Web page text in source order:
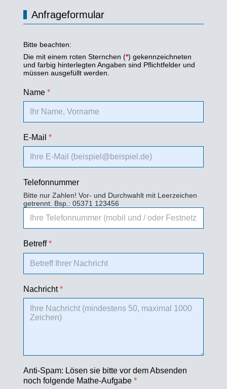
Anfrageformular
Bitte beachten:
Die mit einem roten Sternchen (*) gekennzeichneten
und farbig hinterlegten Angaben sind Pflichtfelder und
müssen ausgefüllt werden.
Name*
E-Mail*
Telefonnummer
Bitte nur Zahlen! Vor- und Durchwahlt mit Leerzeichen
getrennt. Bsp.: 05371 123456
Betreff*
Nachricht*
Anti-Spam: Lösen sie bitte vor dem Absenden
noch folgende Mathe-Aufgabe*